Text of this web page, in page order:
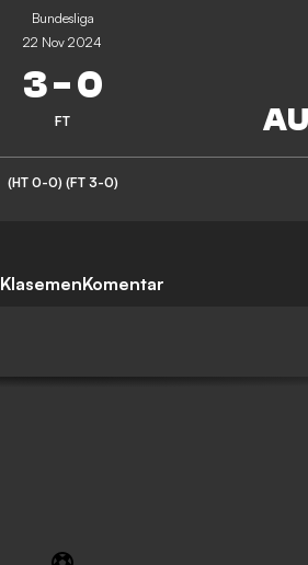
Bundesliga
22 Nov 2024
3-0
FT
(HT 0-0) (FT 3-0)
KlasemenKomentar